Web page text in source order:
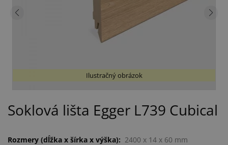
Ilustračný obrázok
Soklová lišta Egger L739 Cubical
Rozmery (dĺžka x šírka x výška): 2400 x 14 x 60 mm